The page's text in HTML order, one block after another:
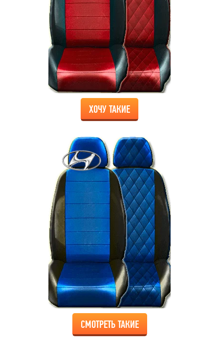
ХОЧУ ТАКИЕ
СМОТРЕТЬ ТАКИЕ